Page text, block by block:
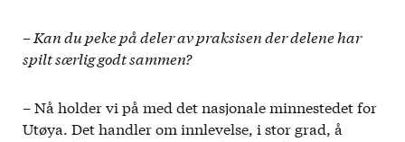
– Kan du peke på deler av praksisen der delene har
spilt særlig godt sammen?
– Nå holder vi på med det nasjonale minnestedet for
Utøya. Det handler om innlevelse, i stor grad, å